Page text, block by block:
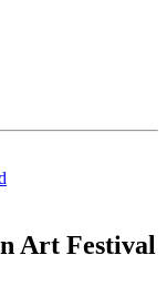
Art Festival